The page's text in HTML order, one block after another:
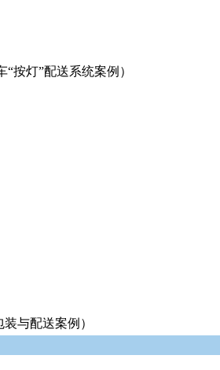
按灯”配送系统案例）
与配送案例）